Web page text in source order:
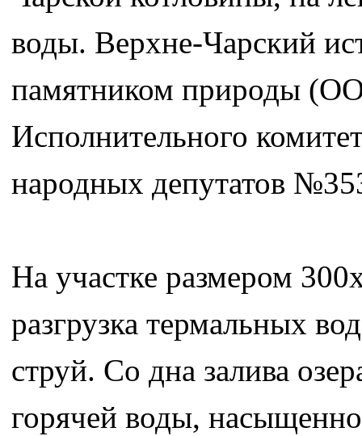
воды. Верхне-Чарский
памятником природы
Исполнительного
народных депутатов
На участке размером
разгрузка термальных
струй. Со дна залива
горячей воды,